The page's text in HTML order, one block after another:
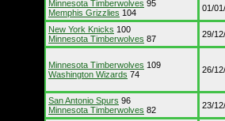
Minnesota Timberwolves 95
Memphis Grizzlies 104 01/
New York Knicks 100
Minnesota Timberwolves 87 29/
Minnesota Timberwolves 109
Washington Wizards 74 26/
San Antonio Spurs 96
Minnesota Timberwolves 82 23/